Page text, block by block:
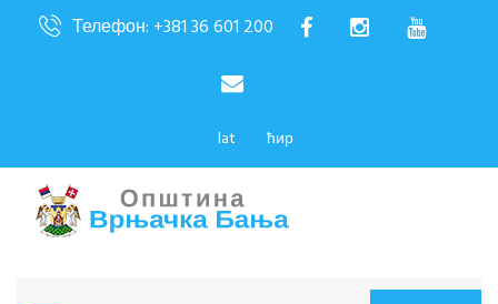
Телефон: +381 36 601 200
lat ћир